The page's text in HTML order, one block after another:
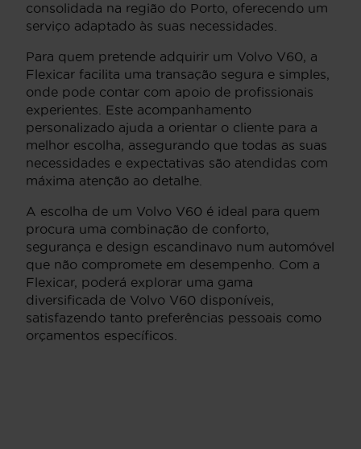
consolidada na região do Porto, oferecendo um
serviço adaptado às suas necessidades.
Para quem pretende adquirir um Volvo V60, a
Flexicar facilita uma transação segura e simples,
onde pode contar com apoio de profissionais
experientes. Este acompanhamento
personalizado ajuda a orientar o cliente para a
melhor escolha, assegurando que todas as suas
necessidades e expectativas são atendidas com
máxima atenção ao detalhe.
A escolha de um Volvo V60 é ideal para quem
procura uma combinação de conforto,
segurança e design escandinavo num automóvel
que não compromete em desempenho. Com a
Flexicar, poderá explorar uma gama
diversificada de Volvo V60 disponíveis,
satisfazendo tanto preferências pessoais como
orçamentos específicos.